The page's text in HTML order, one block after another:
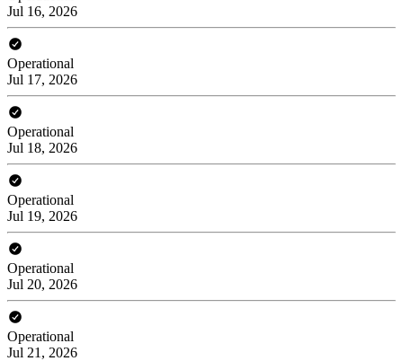
Jul 16, 2026
Operational
Jul 17, 2026
Operational
Jul 18, 2026
Operational
Jul 19, 2026
Operational
Jul 20, 2026
Operational
Jul 21, 2026